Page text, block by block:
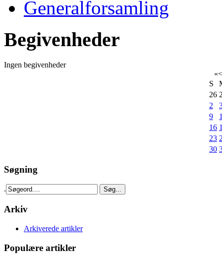
Generalforsamling
Begivenheder
Ingen begivenheder
«<
S
26
2
9
16
23
30
Søgning
.
Arkiv
Arkiverede artikler
Populære artikler